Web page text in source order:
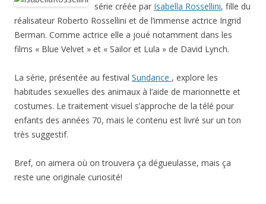
série créée par Isabella Rossellini, fille du
réalisateur Roberto Rossellini et de l’immense actrice Ingrid
Berman. Comme actrice elle a joué notamment dans les
films « Blue Velvet » et « Sailor et Lula » de David Lynch.
La série, présentée au festival Sundance , explore les
habitudes sexuelles des animaux à l’aide de marionnette et
costumes. Le traitement visuel s’approche de la télé pour
enfants des années 70, mais le contenu est livré sur un ton
très suggestif.
Bref, on aimera où on trouvera ça dégueulasse, mais ça
reste une originale curiosité!